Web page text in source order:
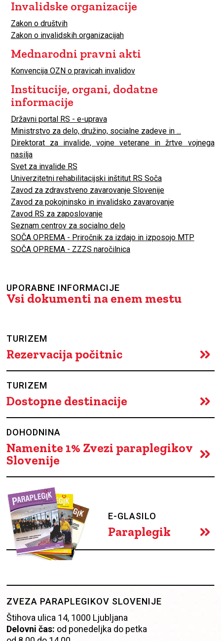
Invalidske organizacije
Zakon o društvih
Zakon o invalidskih organizacijah
Mednarodni pravni akti
Konvencija OZN o pravicah invalidov
Institucije, organi, dodatne
informacije
Državni portal RS - e-uprava
Ministrstvo za delo, družino, socialne zadeve in ...
Direktorat za invalide, vojne veterane in žrtve vojnega
nasilja
Svet za invalide RS
Univerzitetni rehabilitacijski inštitut RS Soča
Zavod za zdravstveno zavarovanje Slovenije
Zavod za pokojninsko in invalidsko zavarovanje
Zavod RS za zaposlovanje
Seznam centrov za socialno delo
SOČA OPREMA - Priročnik za izdajo in izposojo MTP
SOČA OPREMA - ZZZS naročilnica
UPORABNE INFORMACIJE
Vsi dokumenti na enem mestu
TURIZEM
Rezervacija počitnic
TURIZEM
Dostopne destinacije
DOHODNINA
Namenite 1% Zvezi paraplegikov
Slovenije
E-GLASILO
Paraplegik
ZVEZA PARAPLEGIKOV SLOVENIJE
Štihova ulica 14, 1000 Ljubljana
Delovni čas: od ponedeljka do petka